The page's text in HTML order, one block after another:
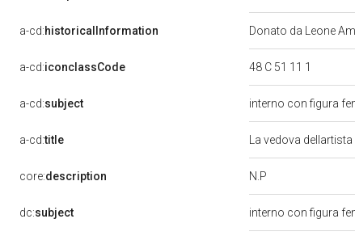
a-cd:historicalInformation Donato da Leone
a-cd:iconclassCode 48 C 51 11 1
a-cd:subject interno con figura
a-cd:title La vedova dellartista
core:description N.P
dc:subject interno con figura